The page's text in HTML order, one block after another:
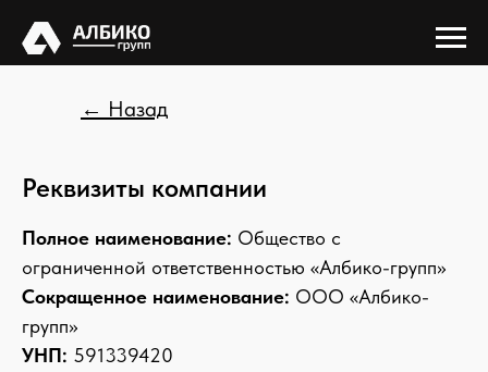
← Назад
Реквизиты компании
Полное наименование: Общество с
ограниченной ответственностью «Албико-групп»
Сокращенное наименование: ООО «Албико-
групп»
УНП: 591339420